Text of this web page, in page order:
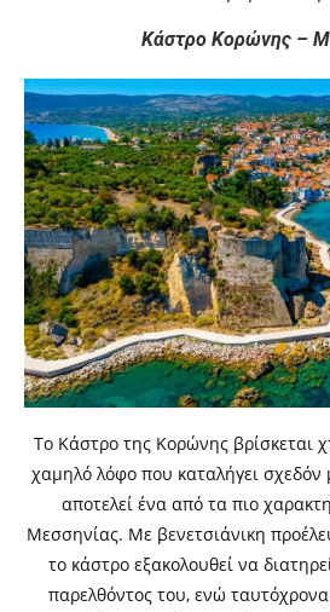
Κάστρο Κορώνης –
Το Κάστρο της Κορώνης βρίσκεται
χαμηλό λόφο που καταλήγει
αποτελεί ένα από τα πιο
Μεσσηνίας. Με βενετσιάνικη
το κάστρο εξακολουθεί να
παρελθόντος του, ενώ